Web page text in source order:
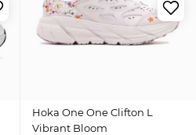
Hoka One One Clifton L
Vibrant Bloom